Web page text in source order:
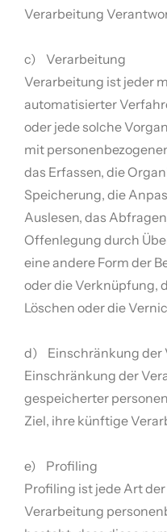
Verarbeitung
c) Verarbeitung
Verarbeitung ist jeder
automatisierter
oder jede solche
mit
das Erfassen, die
Speicherung, die
Auslesen, das
Offenlegung durch
eine andere Form der
oder die Verknüpfung,
Löschen oder die
d) Einschränkung der
Einschränkung der
gespeicherter
Ziel, ihre künftige
e) Profiling
Profiling ist jede Art
Verarbeitung